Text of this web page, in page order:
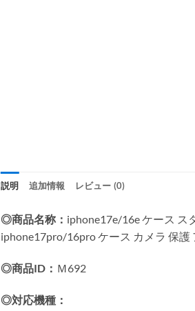
説明 追加情報 レビュー (0)
◎商品名称： iphone17e/16e ケース ス
iphone17pro/16pro ケース カメラ 保
◎商品ID： Ｍ692
◎対応機種：